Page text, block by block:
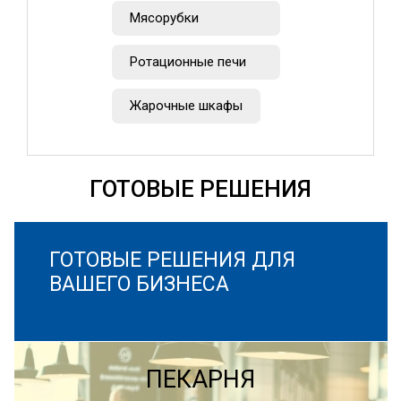
Мясорубки
Ротационные печи
Жарочные шкафы
ГОТОВЫЕ РЕШЕНИЯ
ГОТОВЫЕ РЕШЕНИЯ ДЛЯ
ВАШЕГО БИЗНЕСА
ПЕКАРНЯ